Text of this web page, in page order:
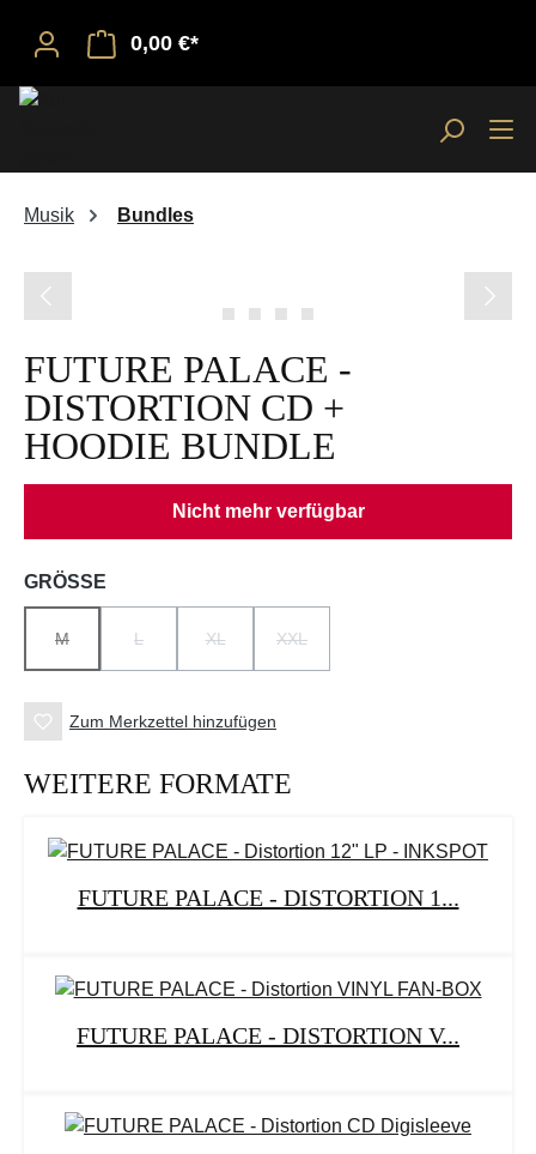
0,00 €*
Musik Bundles
FUTURE PALACE -
DISTORTION CD +
HOODIE BUNDLE
Nicht mehr verfügbar
GRÖSSE
M L XL XXL
Zum Merkzettel hinzufügen
WEITERE FORMATE
FUTURE PALACE - DISTORTION 1...
FUTURE PALACE - DISTORTION V...